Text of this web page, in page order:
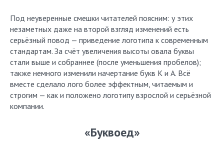
Под неуверенные смешки читателей поясним: у этих
незаметных даже на второй взгляд изменений есть
серьёзный повод — приведение логотипа к современным
стандартам. За счёт увеличения высоты овала буквы
стали выше и собраннее (после уменьшения пробелов);
также немного изменили начертание букв K и A. Всё
вместе сделало лого более эффектным, читаемым и
строгим — как и положено логотипу взрослой и серьёзной
компании.
«Буквоед»